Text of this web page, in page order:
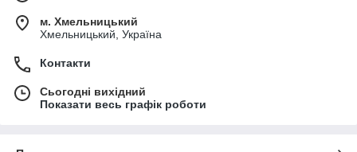
м. Хмельницький
Хмельницький, Україна
Контакти
Сьогодні вихідний
Показати весь графік роботи